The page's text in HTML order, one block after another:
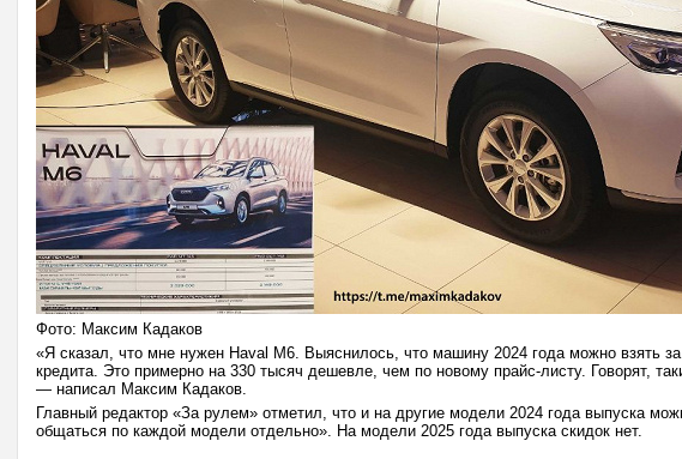
Фото: Максим Кадаков
«Я сказал, что мне нужен Haval M6. Выяснилось, что машину 2024 года можно взять
кредита. Это примерно на 330 тысяч дешевле, чем по новому прайс-листу. Говорят,
— написал Максим Кадаков.
Главный редактор «За рулем» отметил, что и на другие модели 2024 года выпуска
общаться по каждой модели отдельно». На модели 2025 года выпуска скидок нет.